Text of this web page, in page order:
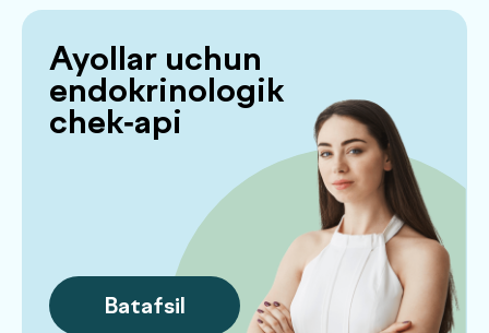
ortiqcha narsa yo‘q — faqat haqiqatan
O‘zingizning chek-apingizni tuzing